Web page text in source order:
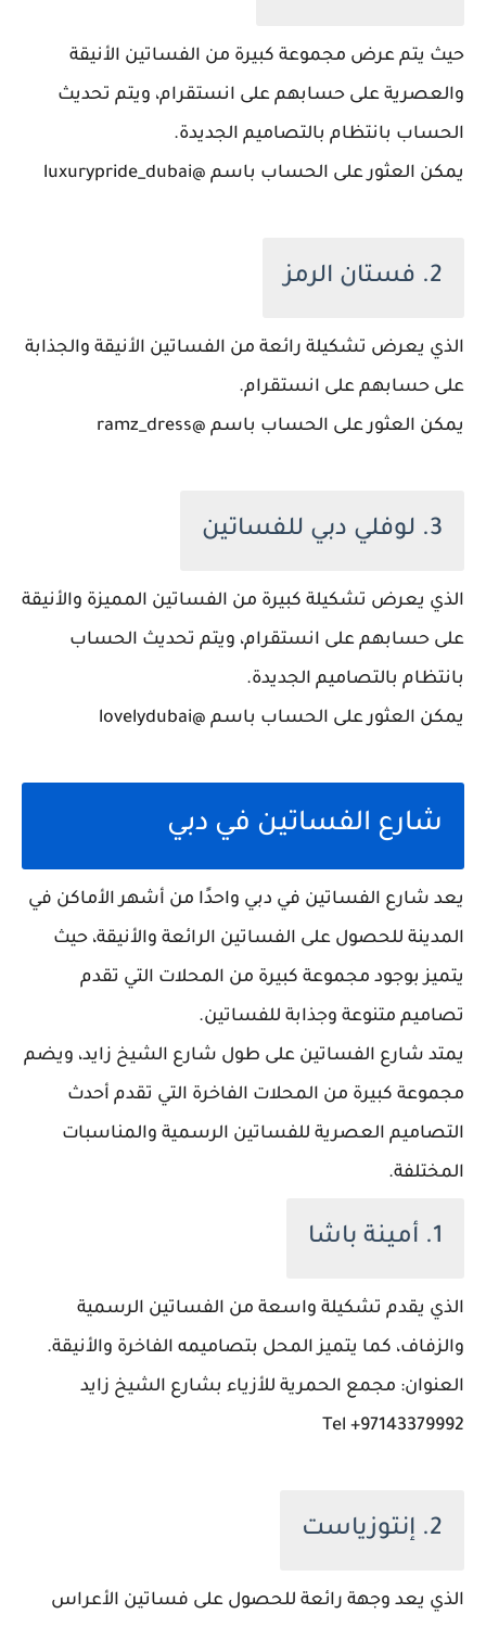
حيث يتم عرض مجموعة كبيرة من الفساتين الأنيقة
والعصرية على حسابهم على انستقرام، ويتم تحديث
الحساب بانتظام بالتصاميم الجديدة.
يمكن العثور على الحساب باسم @luxurypride_dubai
2. فستان الرمز
الذي يعرض تشكيلة رائعة من الفساتين الأنيقة والجذابة
على حسابهم على انستقرام.
يمكن العثور على الحساب باسم @ramz_dress
3. لوفلي دبي للفساتين
الذي يعرض تشكيلة كبيرة من الفساتين المميزة والأنيقة
على حسابهم على انستقرام، ويتم تحديث الحساب
بانتظام بالتصاميم الجديدة.
يمكن العثور على الحساب باسم @lovelydubai
شارع الفساتين في دبي
يعد شارع الفساتين في دبي واحدًا من أشهر الأماكن في
المدينة للحصول على الفساتين الرائعة والأنيقة، حيث
يتميز بوجود مجموعة كبيرة من المحلات التي تقدم
تصاميم متنوعة وجذابة للفساتين.
يمتد شارع الفساتين على طول شارع الشيخ زايد، ويضم
مجموعة كبيرة من المحلات الفاخرة التي تقدم أحدث
التصاميم العصرية للفساتين الرسمية والمناسبات
المختلفة.
1. أمينة باشا
الذي يقدم تشكيلة واسعة من الفساتين الرسمية
والزفاف، كما يتميز المحل بتصاميمه الفاخرة والأنيقة.
العنوان: مجمع الحمرية للأزياء بشارع الشيخ زايد
97143379992+ Tel
2. إنتوزياست
الذي يعد وجهة رائعة للحصول على فساتين الأعراس